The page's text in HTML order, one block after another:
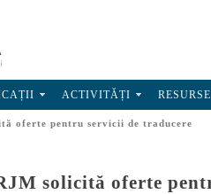
ACTIVITĂȚI RESURSE
oferte pentru servicii de traducere
solicită oferte